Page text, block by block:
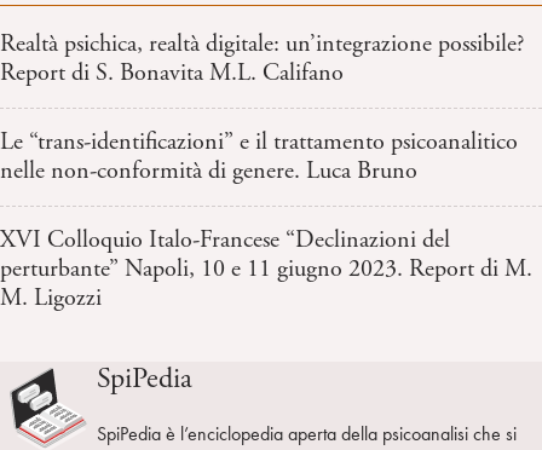
Realtà psichica, realtà digitale: un’integrazione possibile?
Report di S. Bonavita M.L. Califano
Le “trans-identificazioni” e il trattamento psicoanalitico
nelle non-conformità di genere. Luca Bruno
XVI Colloquio Italo-Francese “Declinazioni del
perturbante” Napoli, 10 e 11 giugno 2023. Report di M.
M. Ligozzi
SpiPedia
SpiPedia è l’enciclopedia aperta della psicoanalisi che si